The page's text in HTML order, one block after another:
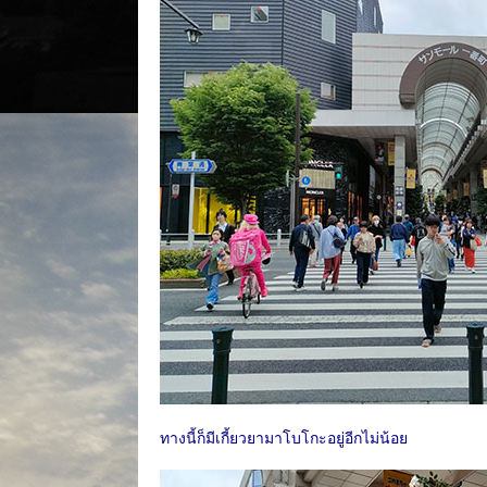
ทางนี้ก็มีเกี้ยวยามาโบโกะอยู่อีกไม่น้อย